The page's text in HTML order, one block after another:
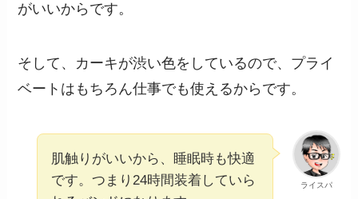
がいいからです。
そして、カーキが渋い色をしているので、プライ
ベートはもちろん仕事でも使えるからです。
ライスパ
肌触りがいいから、睡眠時も快適
です。つまり24時間装着していら